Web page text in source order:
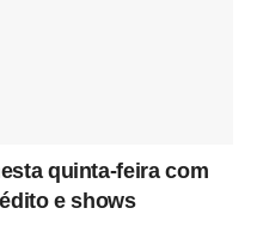
quinta-feira com
e shows